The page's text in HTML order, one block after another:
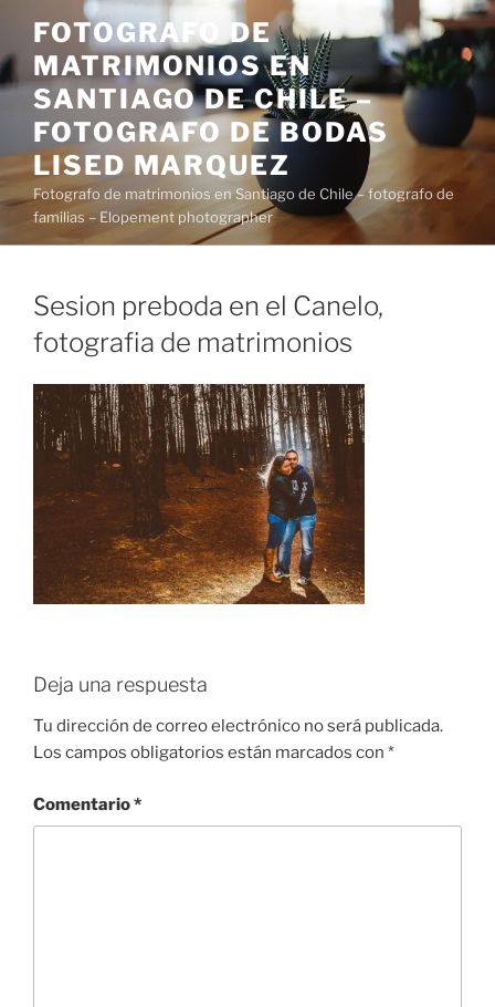
contenido
FOTOGRAFO DE
MATRIMONIOS EN
SANTIAGO DE CHILE –
FOTOGRAFO DE BODAS
LISED MARQUEZ
Fotografo de matrimonios en Santiago de Chile – fotografo de
familias – Elopement photographer
Sesion preboda en el Canelo,
fotografia de matrimonios
Deja una respuesta
Tu dirección de correo electrónico no será publicada.
Los campos obligatorios están marcados con *
Comentario*